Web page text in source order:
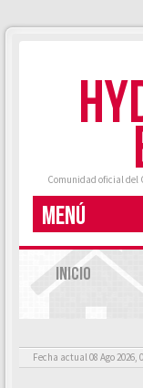
Comunidad oficial del
MENÚ
INICIO
Fecha actual 08 Ago 2026,